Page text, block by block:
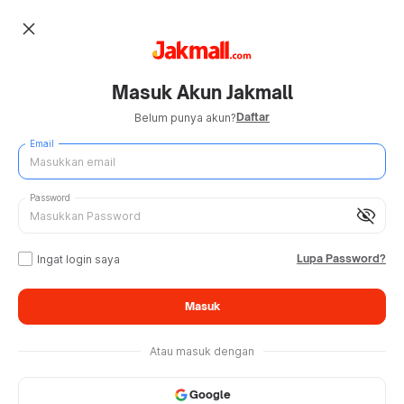
close
Masuk Akun Jakmall
Belum punya akun?Daftar
Email
visibility_off
Password
Ingat login saya Lupa Password?
Masuk
Atau masuk dengan
Google